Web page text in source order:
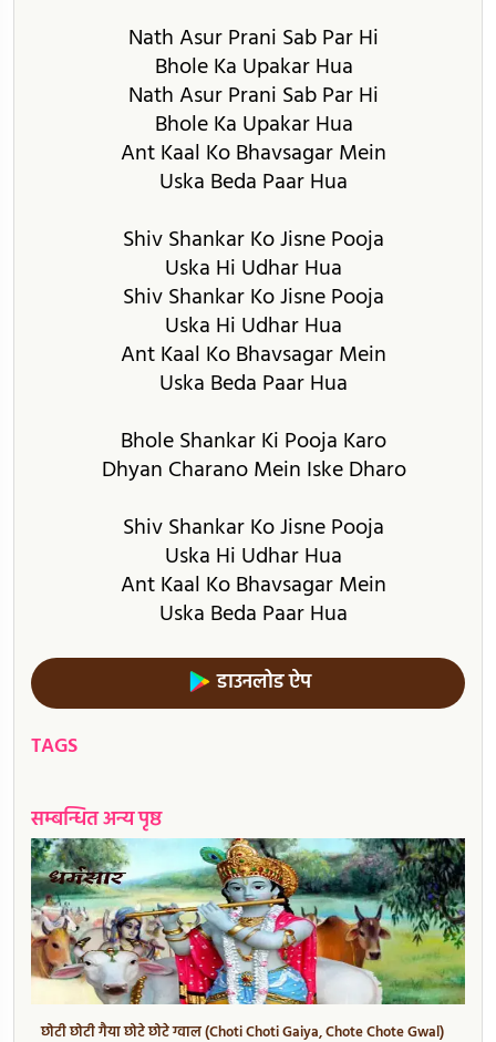
Nath Asur Prani Sab Par Hi
Bhole Ka Upakar Hua
Nath Asur Prani Sab Par Hi
Bhole Ka Upakar Hua
Ant Kaal Ko Bhavsagar Mein
Uska Beda Paar Hua
Shiv Shankar Ko Jisne Pooja
Uska Hi Udhar Hua
Shiv Shankar Ko Jisne Pooja
Uska Hi Udhar Hua
Ant Kaal Ko Bhavsagar Mein
Uska Beda Paar Hua
Bhole Shankar Ki Pooja Karo
Dhyan Charano Mein Iske Dharo
Shiv Shankar Ko Jisne Pooja
Uska Hi Udhar Hua
Ant Kaal Ko Bhavsagar Mein
Uska Beda Paar Hua
डाउनलोड ऐप
TAGS
सम्बन्धित अन्य पृष्ठ
छोटी छोटी गैया छोटे छोटे ग्वाल (Choti Choti Gaiya, Chote Chote Gwal)